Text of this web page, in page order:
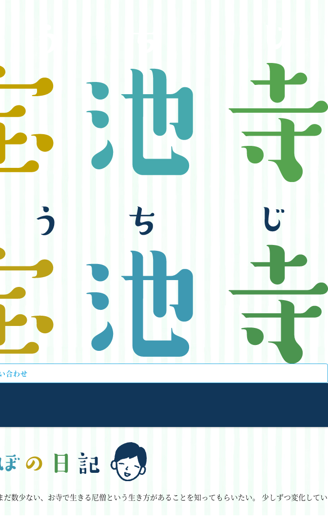
合わせ
だ数少ない、お寺で生きる尼僧という生き方があることを知ってもらいたい。
少しずつ変化してい